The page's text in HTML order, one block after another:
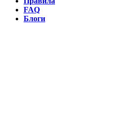
FAQ
Блоги